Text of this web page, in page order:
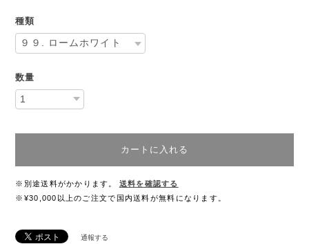
種類
数量
カートに入れる
※別途送料がかかります。
送料を確認する
※¥30,000以上のご注文で国内送料が無料になります。
通報する